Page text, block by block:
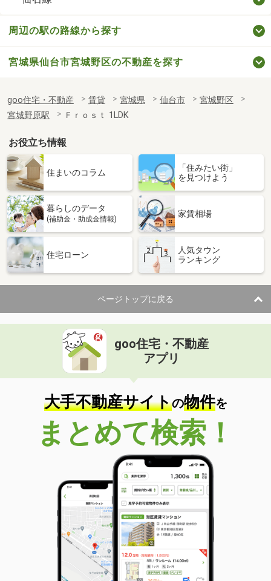
周辺の駅の路線から探す
宮城県仙台市宮城野区の不動産を探す
goo住宅・不動産 賃貸 宮城県 仙台市
宮城野区
宮城野原駅
Ｆｒｏｓｔ 1LDK
お役立ち情報
住まいのコラム
「住みたい街」
を見つけよう
暮らしのデータ
(補助金・助成金情報)
家賃相場
住宅ローン
人気タウン
ランキング
ページトップに戻る
goo住宅・不動産
アプリ
大手不動産サイトの物件を
まとめて検索！